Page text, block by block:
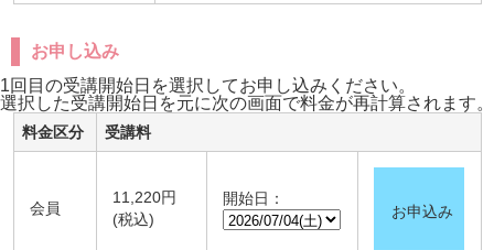
お申し込み
1回目の受講開始日を選択してお申し込みください。
選択した受講開始日を元に次の画面で料金が再計算されます。
料金区分 受講料
会員
11,220円
(税込)
開始日：
お申込み